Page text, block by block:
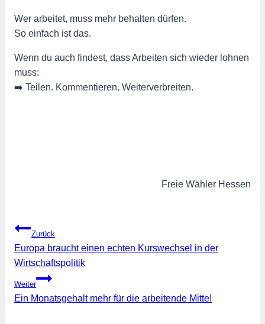
Wer arbeitet, muss mehr behalten dürfen.
So einfach ist das.
Wenn du auch findest, dass Arbeiten sich wieder lohnen
muss:
➡️ Teilen. Kommentieren. Weiterverbreiten.
Freie Wähler Hessen
Beitragsnavigation
Zurück
Europa braucht einen echten Kurswechsel in der
Wirtschaftspolitik
Weiter
Ein Monatsgehalt mehr für die arbeitende Mitte!